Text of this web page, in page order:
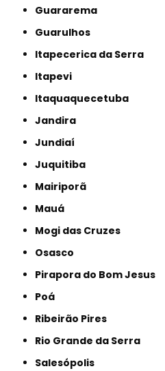
Guararema
Guarulhos
Itapecerica da Serra
Itapevi
Itaquaquecetuba
Jandira
Jundiaí
Juquitiba
Mairiporã
Mauá
Mogi das Cruzes
Osasco
Pirapora do Bom Jesus
Poá
Ribeirão Pires
Rio Grande da Serra
Salesópolis